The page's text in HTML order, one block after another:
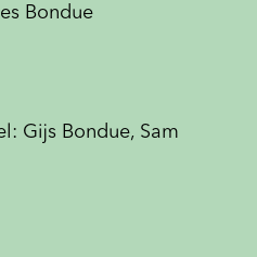
Bondue
Gijs Bondue, Sam